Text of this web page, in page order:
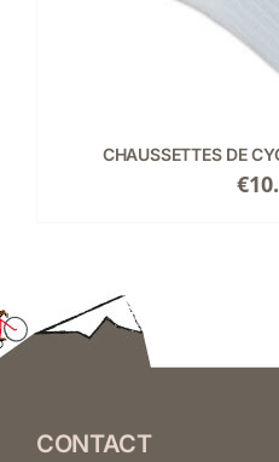
CHAUSSETTES DE
€
CONTACT